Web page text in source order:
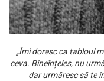
„Îmi doresc ca tabloul
ceva. Bineînțeles, nu
dar urmăresc să te